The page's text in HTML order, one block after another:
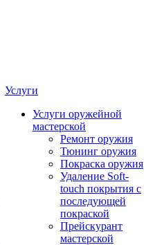
Услуги
Услуги оружейной
мастерской
Ремонт оружия
Тюнинг оружия
Покраска оружия
Удаление Soft-
touch покрытия с
последующей
покраской
Прейскурант
мастерской